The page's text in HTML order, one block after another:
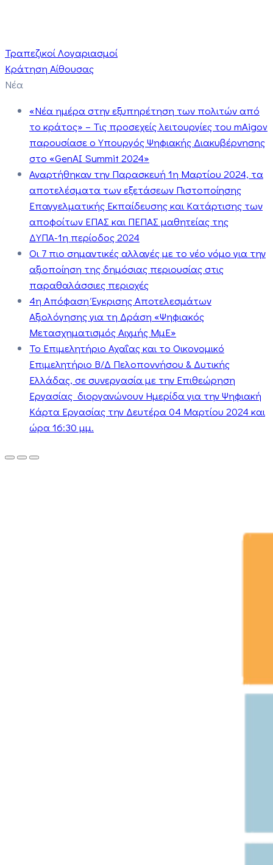
Τραπεζικοί Λογαριασμοί
Κράτηση Αίθουσας
Νέα
«Νέα ημέρα στην εξυπηρέτηση των πολιτών από
το κράτος» – Τις προσεχείς λειτουργίες του mAigov
παρουσίασε ο Υπουργός Ψηφιακής Διακυβέρνησης
στο «GenAI Summit 2024»
Αναρτήθηκαν την Παρασκευή 1η Μαρτίου 2024, τα
αποτελέσματα των εξετάσεων Πιστοποίησης
Επαγγελματικής Εκπαίδευσης και Κατάρτισης των
αποφοίτων ΕΠΑΣ και ΠΕΠΑΣ μαθητείας της
ΔΥΠΑ-1η περίοδος 2024
Οι 7 πιο σημαντικές αλλαγές με το νέο νόμο για την
αξιοποίηση της δημόσιας περιουσίας στις
παραθαλάσσιες περιοχές
4η Απόφαση Έγκρισης Αποτελεσμάτων
Αξιολόγησης για τη Δράση «Ψηφιακός
Μετασχηματισμός Αιχμής ΜμΕ»
Το Επιμελητήριο Αχαΐας και το Οικονομικό
Επιμελητήριο Β/Δ Πελοποννήσου & Δυτικής
Ελλάδας, σε συνεργασία με την Επιθεώρηση
Εργασίας διοργανώνουν Ημερίδα για την Ψηφιακή
Κάρτα Εργασίας την Δευτέρα 04 Μαρτίου 2024 και
ώρα 16:30 μμ.